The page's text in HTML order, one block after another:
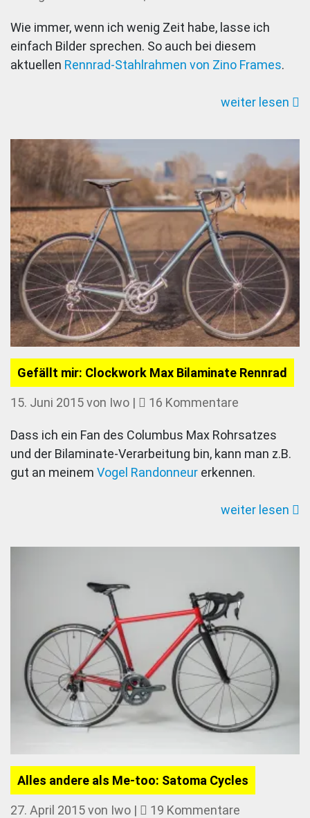
mit
Zino
Rennrad
Wie immer, wenn ich wenig Zeit habe, lasse ich
einfach Bilder sprechen. So auch bei diesem
aktuellen Rennrad-Stahlrahmen von Zino Frames.
weiter lesen
Gefällt mir: Clockwork Max Bilaminate Rennrad
15. Juni 2015von Iwo | 16 Kommentare
mir:
Clockwork
Max
Rennrad
Dass ich ein Fan des Columbus Max Rohrsatzes
und der Bilaminate-Verarbeitung bin, kann man z.B.
gut an meinem Vogel Randonneur erkennen.
weiter lesen
Alles andere als Me-too: Satoma Cycles
27. April 2015von Iwo | 19 Kommentare